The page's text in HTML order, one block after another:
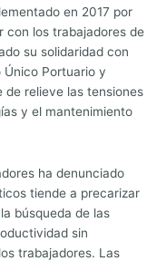
en 2017 por
con los trabajadores de
su solidaridad con
Único Portuario y
de relieve las tensiones
y el mantenimiento
ha denunciado
tiende a precarizar
búsqueda de las
sin
trabajadores. Las